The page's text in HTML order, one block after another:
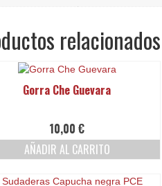
relacionados
Gorra Che Guevara
10,00€
AÑADIR AL CARRITO